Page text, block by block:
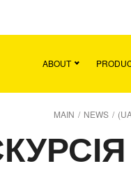
ABOUT
MAIN / NEWS /